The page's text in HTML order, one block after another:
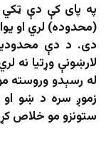
په پای کې دې
(محدوده) لري او
دی. د دې
لارښونې وړتیا نه
له رسېدو وروسته
زموږ سره د ښو او
ستونزو مو خلاص